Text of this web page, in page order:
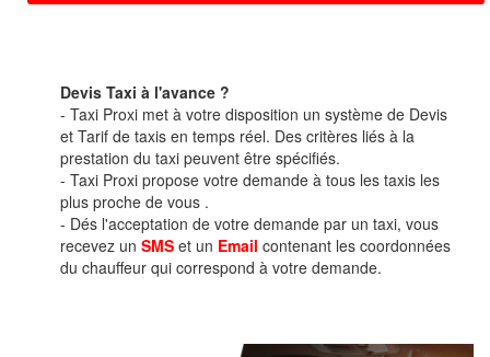
Devis Taxi à l'avance ?
- Taxi Proxi met à votre disposition un système de Devis
et Tarif de taxis en temps réel. Des critères liés à la
prestation du taxi peuvent être spécifiés.
- Taxi Proxi propose votre demande à tous les taxis les
plus proche de vous .
- Dés l'acceptation de votre demande par un taxi, vous
recevez un SMS et un Email contenant les coordonnées
du chauffeur qui correspond à votre demande.